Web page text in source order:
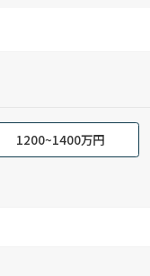
1200~1400万円